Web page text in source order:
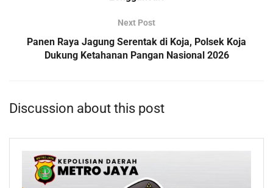
Next Post
Panen Raya Jagung Serentak di Koja, Polsek Koja
Dukung Ketahanan Pangan Nasional 2026
Discussion about this post